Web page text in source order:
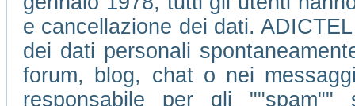
e cancellazione dei dati.
dei dati personali
forum, blog, chat o nei
responsabile per gli